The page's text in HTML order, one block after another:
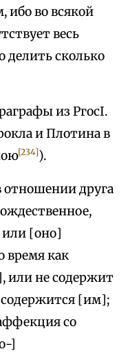
ибо во всякой
весь
делить сколько
из РгосІ.
и Плотина в
[234]).
отношении друга
или [оно]
время как
или не содержит
содержится [им];
со
]